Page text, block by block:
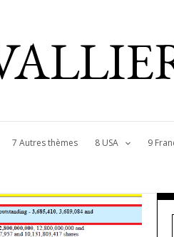
7 Autres thèmes 8 USA 9